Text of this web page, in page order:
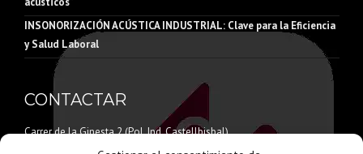
INSONORIZACIÓN ACÚSTICA INDUSTRIAL: Clave para la Eficiencia
y Salud Laboral
CONTACTAR
Carrer de la Ginesta 2 (Pol. Ind. Castellbisbal)